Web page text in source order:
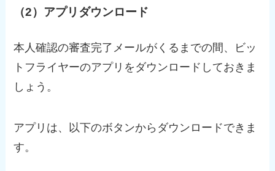
（2）アプリダウンロード
本人確認の審査完了メールがくるまでの間、ビッ
トフライヤーのアプリをダウンロードしておきま
しょう。
アプリは、以下のボタンからダウンロードできま
す。